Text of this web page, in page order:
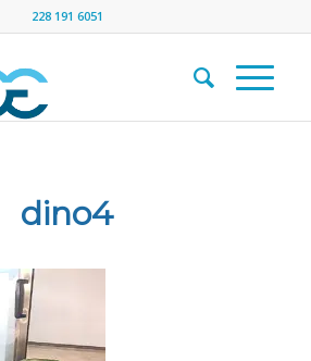
228 191 6051
dino4